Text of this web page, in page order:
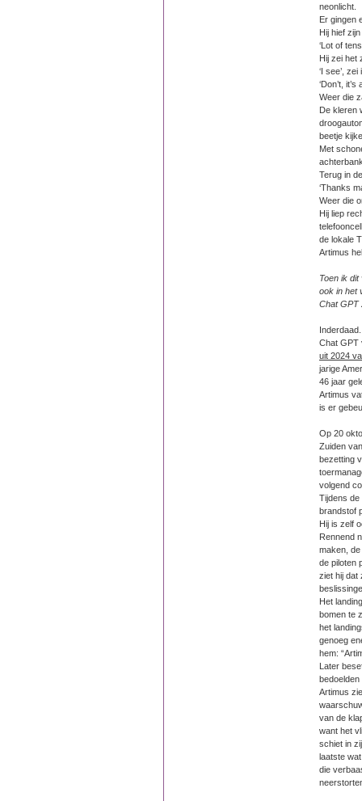
neonlicht.
Er gingen
Hij hief
‘Lot of
Hij zei het
‘I see’, zei
‘Don’t, it’s
Weer die
De kleren
beetje
Met
Terug in
‘Thanks
Weer die
Hij liep
de lokale
Artimus
Toen ik
ook in het
Chat GPT
Inderdaad.
Chat GPT
uit 2024
jarige
46 jaar
Artimus
is er
Op 20
Zuiden
bezetting
volgend
Tijdens de
brandstof
Hij is zelf
Rennend
maken,
de piloten
ziet hij dat
Het
bomen te
het
genoeg
hem:
Later
bedoelden
Artimus
van de
want het
schiet in
laatste
die